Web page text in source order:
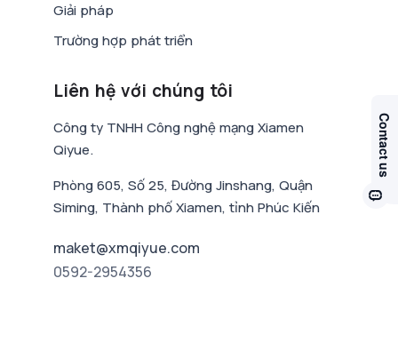
Giải pháp
Trường hợp phát triển
Liên hệ với chúng tôi
Công ty TNHH Công nghệ mạng Xiamen
Qiyue.
Phòng 605, Số 25, Đường Jinshang, Quận
Siming, Thành phố Xiamen, tỉnh Phúc Kiến
maket@xmqiyue.com
0592-2954356